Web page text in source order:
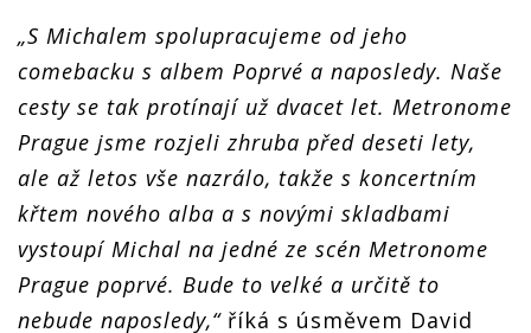
„S Michalem spolupracujeme od jeho
comebacku s albem Poprvé a naposledy. Naše
cesty se tak protínají už dvacet let. Metronome
Prague jsme rozjeli zhruba před deseti lety,
ale až letos vše nazrálo, takže s koncertním
křtem nového alba a s novými skladbami
vystoupí Michal na jedné ze scén Metronome
Prague poprvé. Bude to velké a určitě to
nebude naposledy,“říká s úsměvem David